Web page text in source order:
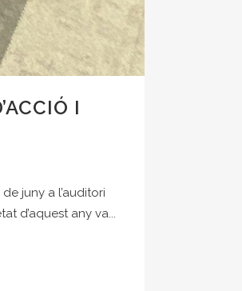
I
juny a l’auditori
d’aquest any va...